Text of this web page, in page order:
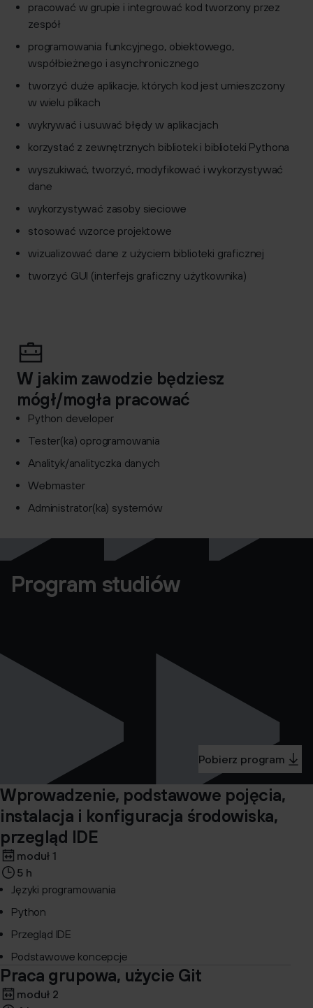
pracować w grupie i integrować kod tworzony przez
zespół
programowania funkcyjnego, obiektowego,
współbieżnego i asynchronicznego
tworzyć duże aplikacje, których kod jest umieszczony
w wielu plikach
wykrywać i usuwać błędy w aplikacjach
korzystać z zewnętrznych bibliotek i biblioteki Pythona
wyszukiwać, tworzyć, modyfikować i wykorzystywać
dane
wykorzystywać zasoby sieciowe
stosować wzorce projektowe
wizualizować dane z użyciem biblioteki graficznej
tworzyć GUI (interfejs graficzny użytkownika)
W jakim zawodzie będziesz
mógł/mogła pracować
Python developer
Tester(ka) oprogramowania
Analityk/analityczka danych
Webmaster
Administrator(ka) systemów
Program studiów
Pobierz program
Wprowadzenie, podstawowe pojęcia,
instalacja i konfiguracja środowiska,
przegląd IDE
moduł 1
5 h
Języki programowania
Python
Przegląd IDE
Podstawowe koncepcje
Praca grupowa, użycie Git
moduł 2